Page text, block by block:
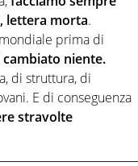
lettera morta.
prima di
niente.
di struttura, di
E di conseguenza
stravolte